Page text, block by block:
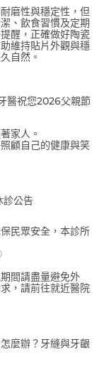
磨性與穩定性，但
、飲食習慣及定期
醒，正確做好陶瓷
維持貼片外觀與穩
自然。
醫祝您2026父親節
家人。
顧自己的健康與笑
診公告
民眾安全，本診所
間請盡量避免外
，請前往就近醫院
麼辦？牙縫與牙齦